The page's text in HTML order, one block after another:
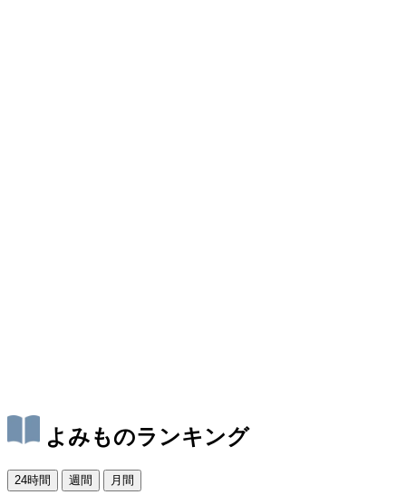
よみものランキング
24時間 週間 月間